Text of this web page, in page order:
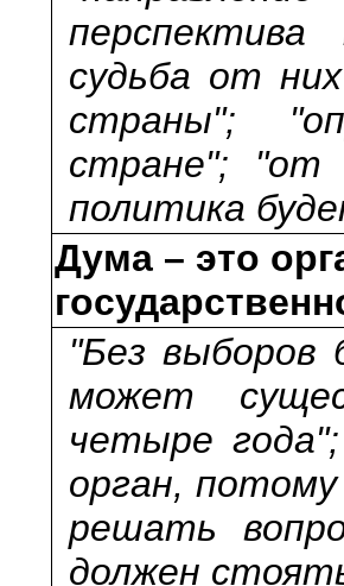
судьба от
страны";
стране"; "от
политика
Дума – это
"Без выборов
может
четыре
орган,
решать
должен